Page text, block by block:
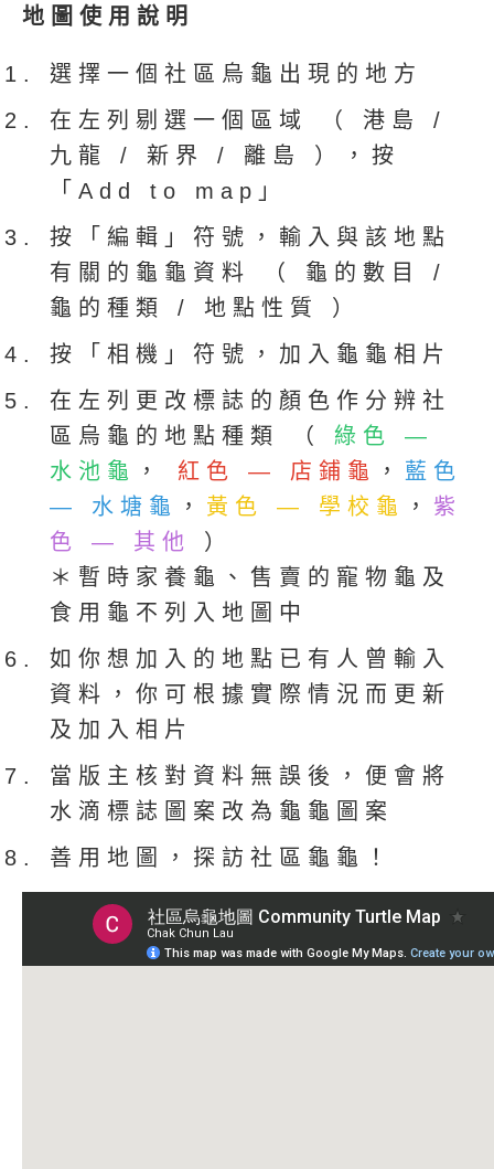
地圖使用說明
選擇一個社區烏龜出現的地方
在左列剔選一個區域 （ 港島 /
九龍 / 新界 / 離島 ），按
「Add to map」
按「編輯」符號，輸入與該地點
有關的龜龜資料 （ 龜的數目 /
龜的種類 / 地點性質 ）
按「相機」符號，加入龜龜相片
在左列更改標誌的顏色作分辨社
區烏龜的地點種類 （ 綠色 —
水池龜
， 紅色 — 店鋪龜 ， 藍色
— 水塘龜
， 黃色 — 學校龜 ， 紫
色 — 其他
）
＊暫時家養龜、售賣的寵物龜及
食用龜不列入地圖中
如你想加入的地點已有人曾輸入
資料，你可根據實際情況而更新
及加入相片
當版主核對資料無誤後，便會將
水滴標誌圖案改為龜龜圖案
善用地圖，探訪社區龜龜！